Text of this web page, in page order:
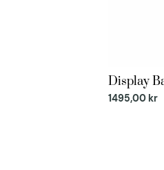
Display
1495,00 kr